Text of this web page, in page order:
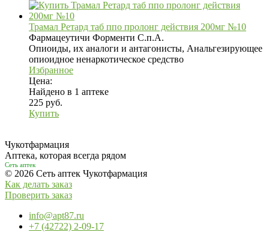
Трамал Ретард таб ппо пролонг действия 200мг №10
Фармацеутичи Форменти С.п.А.
Опиоиды, их аналоги и антагонисты, Анальгезирующее
опиоидное ненаркотическое средство
Избранное
Цена:
Найдено в 1 аптеке
225 руб.
Купить
Чукотфармация
Аптека, которая всегда рядом
Сеть аптек
© 2026 Сеть аптек Чукотфармация
Как делать заказ
Проверить заказ
info@apt87.ru
+7 (42722) 2-09-17